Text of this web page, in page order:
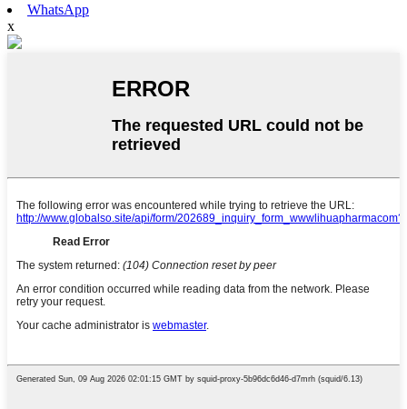
WhatsApp
x